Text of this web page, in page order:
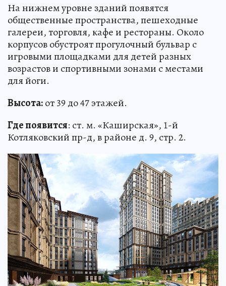
На нижнем уровне зданий появятся
общественные пространства, пешеходные
галереи, торговля, кафе и рестораны. Около
корпусов обустроят прогулочный бульвар с
игровыми площадками для детей разных
возрастов и спортивными зонами с местами
для йоги.
Высота:от 39 до 47 этажей.
Где появится: ст. м. «Каширская», 1-й
Котляковский пр-д, в районе д. 9, стр. 2.